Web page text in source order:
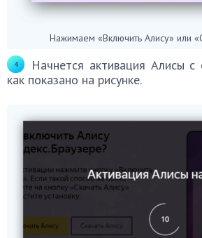
Нажимаем «Включить Алису» или
Начнется активация Алисы с
как показано на рисунке.